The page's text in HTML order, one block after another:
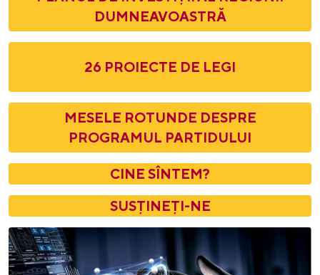
DUMNEAVOASTRĂ
26 PROIECTE DE LEGI
MESELE ROTUNDE DESPRE
PROGRAMUL PARTIDULUI
CINE SÎNTEM?
SUSȚINEȚI-NE